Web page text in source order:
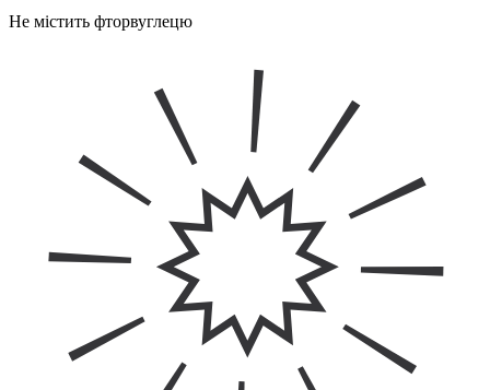
Не містить фторвуглецю